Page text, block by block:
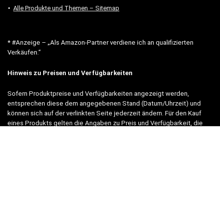
Alle Produkte und Themen – Sitemap
* #Anzeige – „Als Amazon-Partner verdiene ich an qualifizierten
Verkäufen.“
Hinweis zu Preisen und Verfügbarkeiten
Sofern Produktpreise und Verfügbarkeiten angezeigt werden,
entsprechen diese dem angegebenen Stand (Datum/Uhrzeit) und
können sich auf der verlinkten Seite jederzeit ändern. Für den Kauf
eines Produkts gelten die Angaben zu Preis und Verfügbarkeit, die